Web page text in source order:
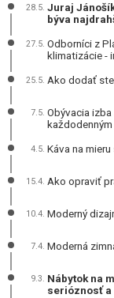
28.5. Juraj
býva
27.5. Odborníci z
klimatizácie -
25.5. Ako dodať
7.5. Obývacia
4.5. Káva na
15.4. Ako opraviť
10.4. Moderný
7.4. Moderná
9.3. Nábytok na
serióznosť a